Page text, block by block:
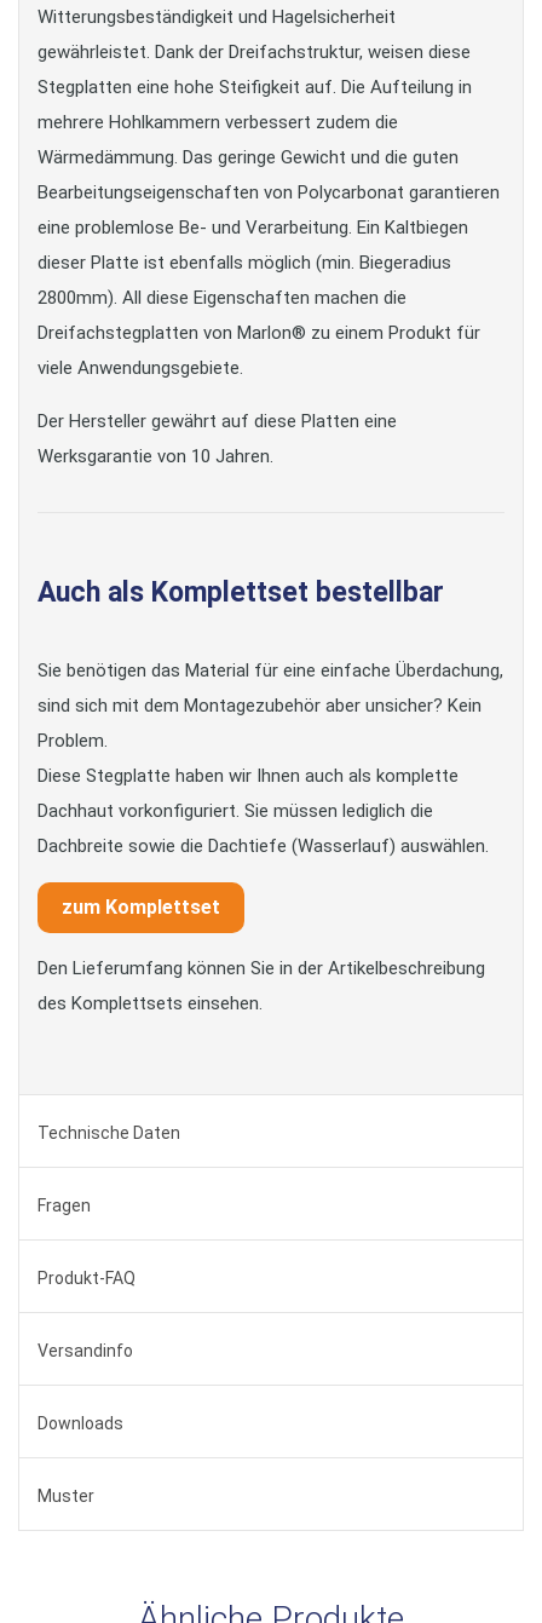
Witterungsbeständigkeit und Hagelsicherheit
gewährleistet. Dank der Dreifachstruktur, weisen diese
Stegplatten eine hohe Steifigkeit auf. Die Aufteilung in
mehrere Hohlkammern verbessert zudem die
Wärmedämmung. Das geringe Gewicht und die guten
Bearbeitungseigenschaften von Polycarbonat garantieren
eine problemlose Be- und Verarbeitung. Ein Kaltbiegen
dieser Platte ist ebenfalls möglich (min. Biegeradius
2800mm). All diese Eigenschaften machen die
Dreifachstegplatten von Marlon® zu einem Produkt für
viele Anwendungsgebiete.
Der Hersteller gewährt auf diese Platten eine
Werksgarantie von 10 Jahren.
Auch als Komplettset bestellbar
Sie benötigen das Material für eine einfache Überdachung,
sind sich mit dem Montagezubehör aber unsicher? Kein
Problem.
Diese Stegplatte haben wir Ihnen auch als komplette
Dachhaut vorkonfiguriert. Sie müssen lediglich die
Dachbreite sowie die Dachtiefe (Wasserlauf) auswählen.
zum Komplettset
Den Lieferumfang können Sie in der Artikelbeschreibung
des Komplettsets einsehen.
Technische Daten
Fragen
Produkt-FAQ
Versandinfo
Downloads
Muster